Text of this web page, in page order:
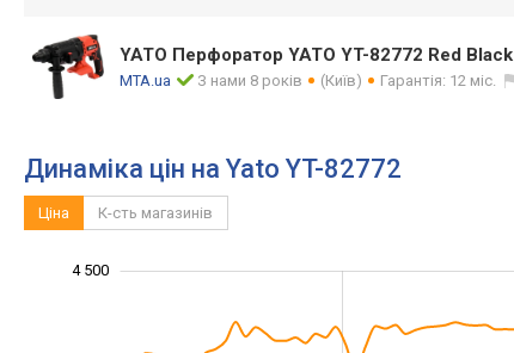
YATO Перфоратор YATO YT-82772 Red Black
MTA.ua З нами 8 років (Київ) Гарантія: 12 міс.
Динаміка цін на Yato YT-82772
Ціна К-сть магазинів
4 500